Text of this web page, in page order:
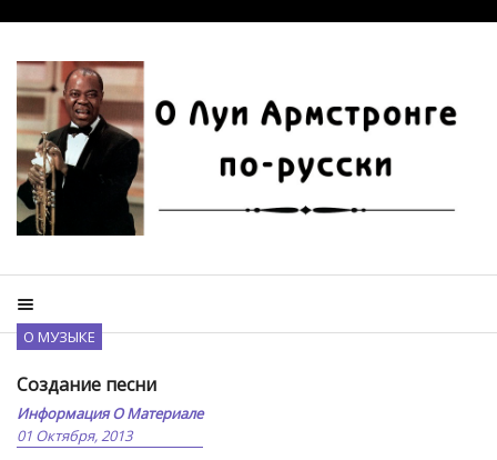
О МУЗЫКЕ
Создание песни
Информация О Материале
01 Октября, 2013